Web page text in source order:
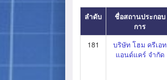
ลำดับ
ชื่อสถานประกอบ
การ
181
บริษัท โฮม ครีเอท
แอนด์แคร์ จำกัด